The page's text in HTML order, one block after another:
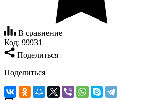
В сравнение
Код: 99931
Поделиться
Поделиться